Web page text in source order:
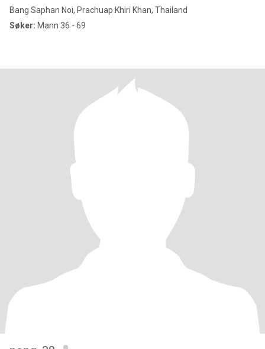
Bang Saphan Noi, Prachuap Khiri Khan, Thailand
Søker: Mann 36 - 69